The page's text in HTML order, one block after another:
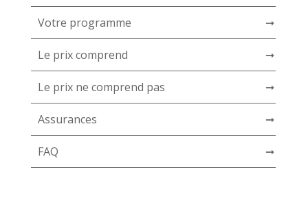
Votre programme ➞
Le prix comprend ➞
Le prix ne comprend pas ➞
Assurances ➞
FAQ ➞